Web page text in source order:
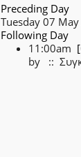
Preceding Day
Tuesday 07
Following Day
11:00am
by
::